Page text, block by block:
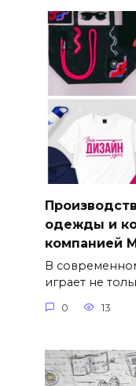
одежды и
компанией
В
играет не
0 13